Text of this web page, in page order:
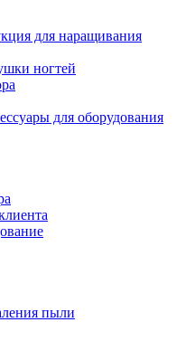
для наращивания
ногтей
для оборудования
пыли